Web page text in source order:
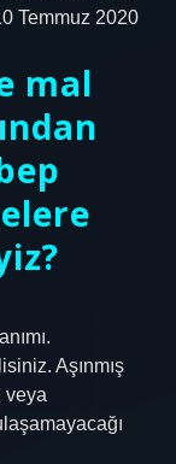
Temmuz 2020
mal
Aşınmış
veya